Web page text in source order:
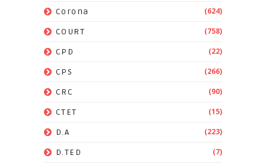
Corona (624)
COURT (758)
CPD (22)
CPS (266)
CRC (90)
CTET (15)
D.A (223)
D.TED (7)